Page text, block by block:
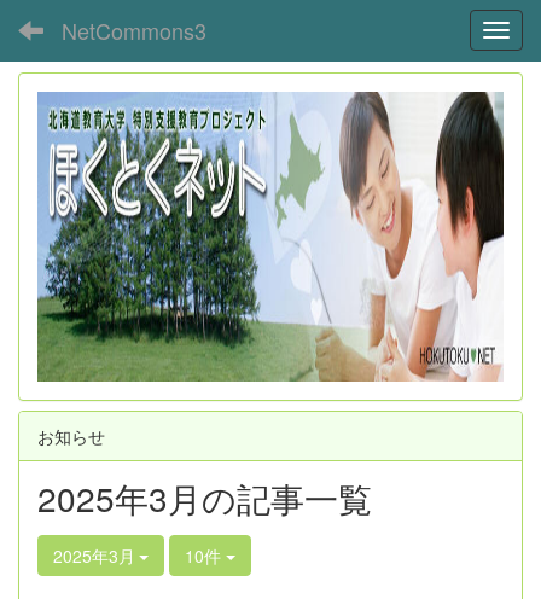
NetCommons3
お知らせ
2025年3月の記事一覧
2025年3月 10件